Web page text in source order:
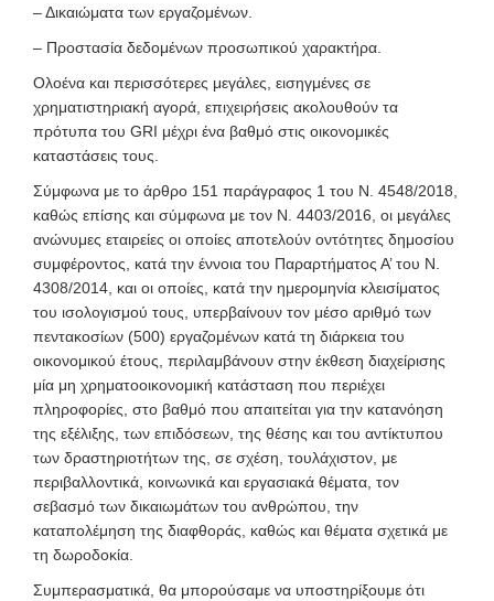
– Δικαιώματα των εργαζομένων.
– Προστασία δεδομένων προσωπικού χαρακτήρα.
Ολοένα και περισσότερες μεγάλες, εισηγμένες σε
χρηματιστηριακή αγορά, επιχειρήσεις ακολουθούν τα
πρότυπα του GRI μέχρι ένα βαθμό στις οικονομικές
καταστάσεις τους.
Σύμφωνα με το άρθρο 151 παράγραφος 1 του Ν. 4548/2018,
καθώς επίσης και σύμφωνα με τον Ν. 4403/2016, οι μεγάλες
ανώνυμες εταιρείες οι οποίες αποτελούν οντότητες δημοσίου
συμφέροντος, κατά την έννοια του Παραρτήματος Α’ του Ν.
4308/2014, και οι οποίες, κατά την ημερομηνία κλεισίματος
του ισολογισμού τους, υπερβαίνουν τον μέσο αριθμό των
πεντακοσίων (500) εργαζομένων κατά τη διάρκεια του
οικονομικού έτους, περιλαμβάνουν στην έκθεση διαχείρισης
μία μη χρηματοοικονομική κατάσταση που περιέχει
πληροφορίες, στο βαθμό που απαιτείται για την κατανόηση
της εξέλιξης, των επιδόσεων, της θέσης και του αντίκτυπου
των δραστηριοτήτων της, σε σχέση, τουλάχιστον, με
περιβαλλοντικά, κοινωνικά και εργασιακά θέματα, τον
σεβασμό των δικαιωμάτων του ανθρώπου, την
καταπολέμηση της διαφθοράς, καθώς και θέματα σχετικά με
τη δωροδοκία.
Συμπερασματικά, θα μπορούσαμε να υποστηρίξουμε ότι